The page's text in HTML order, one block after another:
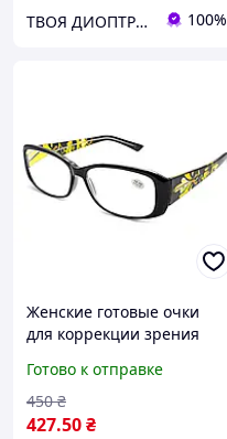
ТВОЯ ДИОПТРИЯ 100%
Женские готовые очки
для коррекции зрения
пластиковая оправа
черные Gvest 21419-C2
+8.0
Готово к отправке
427.50₴
450 ₴